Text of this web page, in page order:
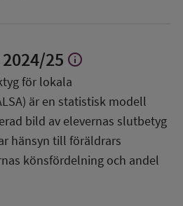
2024/25 Visa
om
SALSA-
översikt
info
för lokala
är en statistisk modell
bild av elevernas slutbetyg
hänsyn till föräldrars
könsfördelning och andel